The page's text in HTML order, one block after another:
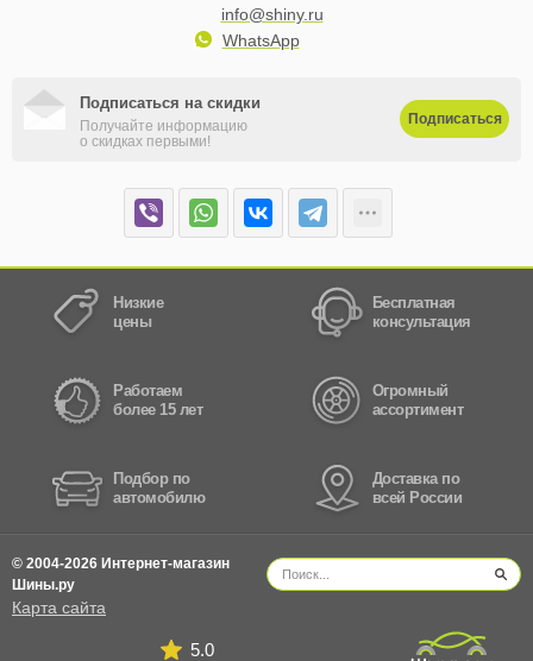
info@shiny.ru
WhatsApp
Подписаться на скидки
Получайте информацию
о скидках первыми!
Подписаться
Низкие
цены
Бесплатная
консультация
Работаем
более 15 лет
Огромный
ассортимент
Подбор по
автомобилю
Доставка по
всей России
© 2004-2026 Интернет-магазин
Шины.ру
Карта сайта
5.0